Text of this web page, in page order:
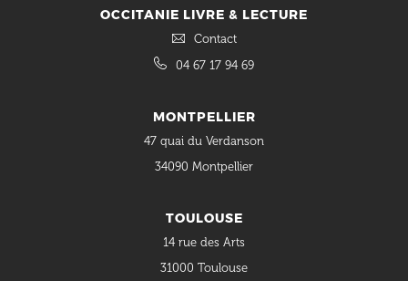
OCCITANIE LIVRE & LECTURE
Contact
04 67 17 94 69
MONTPELLIER
47 quai du Verdanson
34090 Montpellier
TOULOUSE
14 rue des Arts
31000 Toulouse